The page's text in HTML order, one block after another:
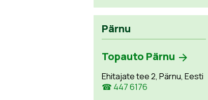
Pärnu
Topauto Pärnu
Ehitajate tee 2, Pärnu, Eesti
☎ 447 6176